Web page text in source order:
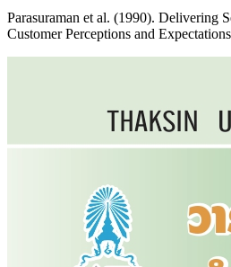
Parasuraman et al. (1990). Delivering
Customer Perceptions and